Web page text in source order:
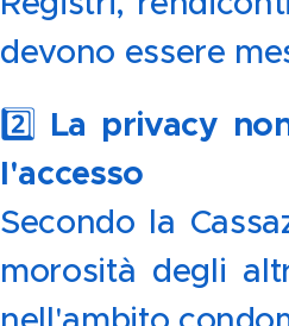
devono essere
2️⃣ La privacy
l'accesso
Secondo la
morosità degli